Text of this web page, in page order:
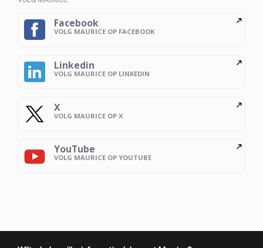
Facebook
VOLG MAURICE OP FACEBOOK
Linkedin
VOLG MAURICE OP LINKEDIN
X
VOLG MAURICE OP X
YouTube
VOLG MAURICE OP YOUTUBE